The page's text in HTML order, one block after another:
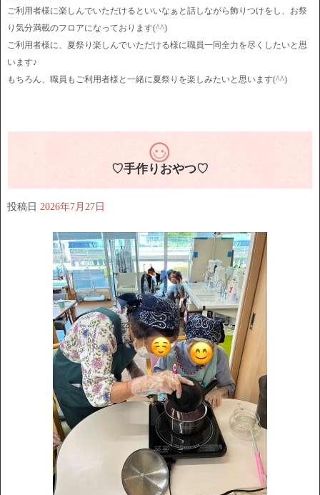
ご利用者様に楽しんでいただけるといいなぁと話しながら飾りつけをし、お祭
り気分満載のフロアになっております(^^)
ご利用者様に、夏祭り楽しんでいただける様に職員一同全力を尽くしたいと思
います♪
もちろん、職員もご利用者様と一緒に夏祭りを楽しみたいと思います(^^)
♡手作りおやつ♡
投稿日 2026年7月27日